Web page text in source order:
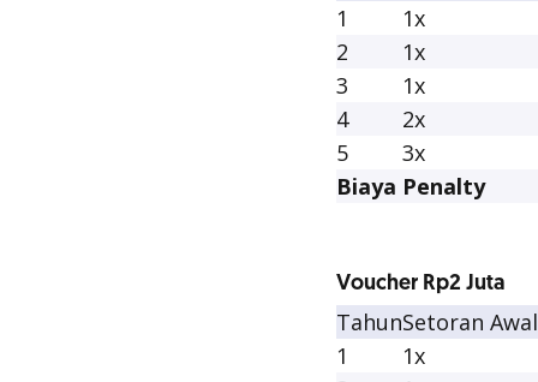
1
1x
2
1x
3
1x
4
2x
5
3x
Biaya Penalty
Voucher Rp2 Juta
TahunSetoran Awal
1
1x